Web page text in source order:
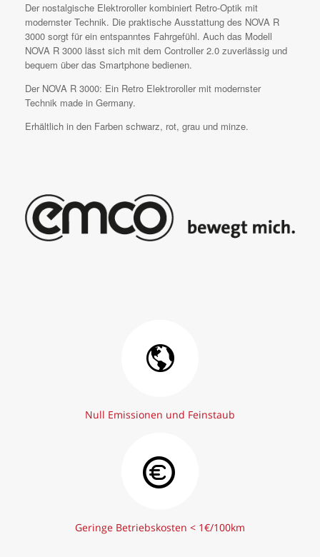
Der nostalgische Elektroroller kombiniert Retro-Optik mit
modernster Technik. Die praktische Ausstattung des NOVA R
3000 sorgt für ein entspanntes Fahrgefühl. Auch das Modell
NOVA R 3000 lässt sich mit dem Controller 2.0 zuverlässig und
bequem über das Smartphone bedienen.
Der NOVA R 3000: Ein Retro Elektroroller mit modernster
Technik made in Germany.
Erhältlich in den Farben schwarz, rot, grau und minze.
Null Emissionen und Feinstaub
Geringe Betriebskosten < 1€/100km